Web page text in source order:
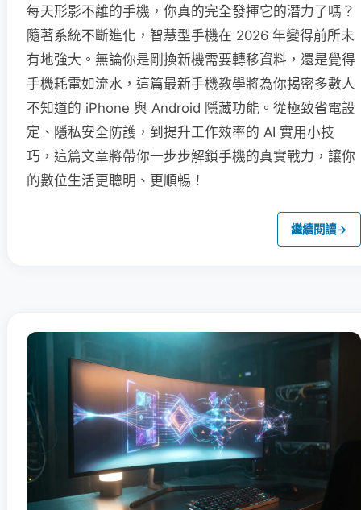
每天形影不離的手機，你真的完全發揮它的潛力了嗎？
隨著系統不斷進化，智慧型手機在 2026 年變得前所未
有地強大。無論你是剛換新機需要轉移資料，還是覺得
手機耗電如流水，這篇最新手機教學將為你揭密多數人
不知道的 iPhone 與 Android 隱藏功能。從極致省電設
定、隱私安全防護，到提升工作效率的 AI 實用小技
巧，這篇文章將帶你一步步解鎖手機的真實戰力，讓你
的數位生活更聰明、更順暢！
繼續閱讀→